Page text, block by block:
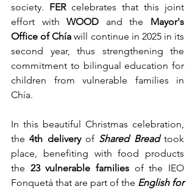
society. FER celebrates that this joint
effort with WOOD and the Mayor's
Office of Chía will continue in 2025 in its
second year, thus strengthening the
commitment to bilingual education for
children from vulnerable families in
Chía.
In this beautiful Christmas celebration,
the 4th delivery of Shared Bread took
place, benefiting with food products
the 23 vulnerable families of the IEO
Fonquetá that are part of the English for